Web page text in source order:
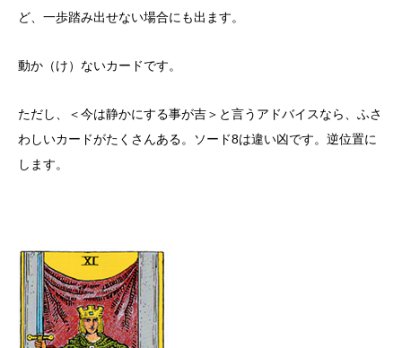
ど、一歩踏み出せない場合にも出ます。
動か（け）ないカードです。
ただし、＜今は静かにする事が吉＞と言うアドバイスなら、ふさ
わしいカードがたくさんある。ソード8は違い凶です。逆位置に
します。